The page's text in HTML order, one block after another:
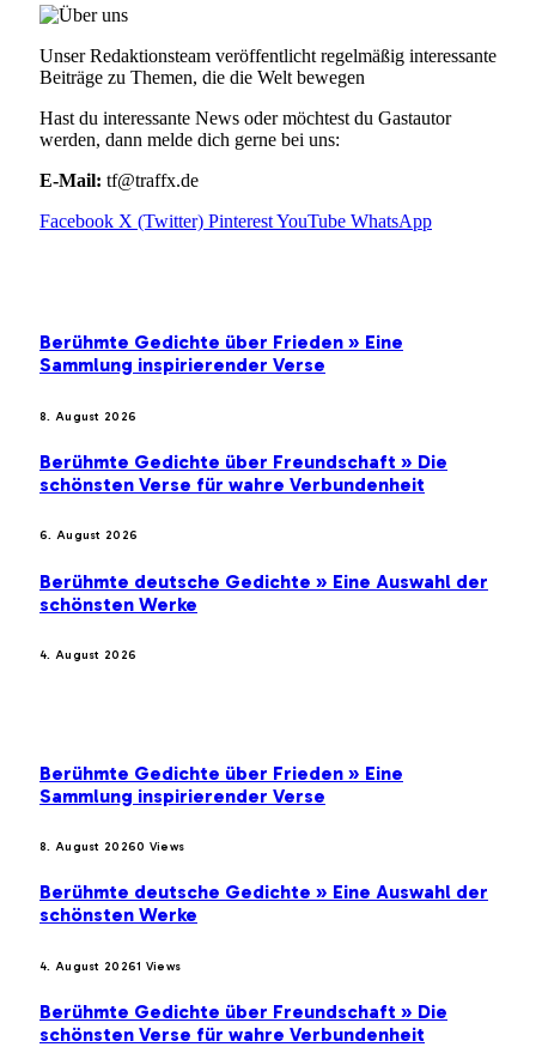
Unser Redaktionsteam veröffentlicht regelmäßig interessante
Beiträge zu Themen, die die Welt bewegen
Hast du interessante News oder möchtest du Gastautor
werden, dann melde dich gerne bei uns:
E-Mail: tf@traffx.de
Facebook X (Twitter) PinterestYouTube WhatsApp
Berühmte Gedichte über Frieden » Eine
Sammlung inspirierender Verse
8. August 2026
Berühmte Gedichte über Freundschaft » Die
schönsten Verse für wahre Verbundenheit
6. August 2026
Berühmte deutsche Gedichte » Eine Auswahl der
schönsten Werke
4. August 2026
Berühmte Gedichte über Frieden » Eine
Sammlung inspirierender Verse
8. August 20260 Views
Berühmte deutsche Gedichte » Eine Auswahl der
schönsten Werke
4. August 20261 Views
Berühmte Gedichte über Freundschaft » Die
schönsten Verse für wahre Verbundenheit